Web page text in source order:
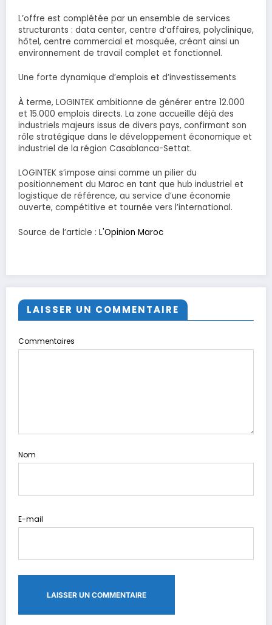
L’offre est complétée par un ensemble de services
structurants : data center, centre d’affaires, polyclinique,
hôtel, centre commercial et mosquée, créant ainsi un
environnement de travail complet et fonctionnel.
Une forte dynamique d’emplois et d’investissements
À terme, LOGINTEK ambitionne de générer entre 12.000
et 15.000 emplois directs. La zone accueille déjà des
industriels majeurs issus de divers pays, confirmant son
rôle stratégique dans le développement économique et
industriel de la région Casablanca-Settat.
LOGINTEK s’impose ainsi comme un pilier du
positionnement du Maroc en tant que hub industriel et
logistique de référence, au service d’une économie
ouverte, compétitive et tournée vers l’international.
Source de l’article : L'Opinion Maroc
LAISSER UN COMMENTAIRE
Commentaires
Nom
E-mail